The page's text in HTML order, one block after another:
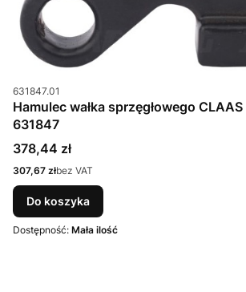
Kod produktu
631847.01
Hamulec wałka sprzęgłowego CLAAS
631847
Cena
378,44 zł
Cena
307,67 złbez VAT
Do koszyka
Dostępność: Mała ilość